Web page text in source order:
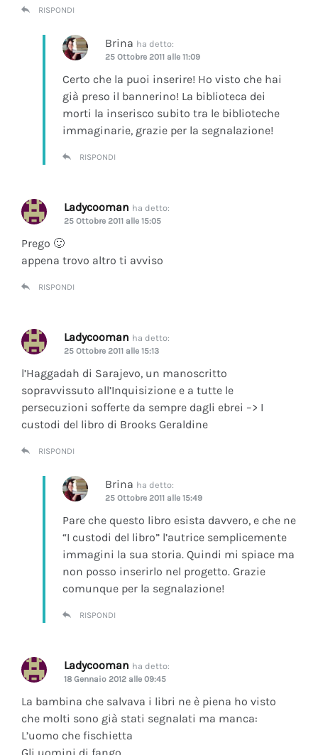
RISPONDI
Brina ha detto:
25 Ottobre 2011 alle 11:09
Certo che la puoi inserire! Ho visto che hai
già preso il bannerino! La biblioteca dei
morti la inserisco subito tra le biblioteche
immaginarie, grazie per la segnalazione!
RISPONDI
Ladycooman ha detto:
25 Ottobre 2011 alle 15:05
Prego 🙂
appena trovo altro ti avviso
RISPONDI
Ladycooman ha detto:
25 Ottobre 2011 alle 15:13
l’Haggadah di Sarajevo, un manoscritto
sopravvissuto all’Inquisizione e a tutte le
persecuzioni sofferte da sempre dagli ebrei –> I
custodi del libro di Brooks Geraldine
RISPONDI
Brina ha detto:
25 Ottobre 2011 alle 15:49
Pare che questo libro esista davvero, e che ne
“I custodi del libro” l’autrice semplicemente
immagini la sua storia. Quindi mi spiace ma
non posso inserirlo nel progetto. Grazie
comunque per la segnalazione!
RISPONDI
Ladycooman ha detto:
18 Gennaio 2012 alle 09:45
La bambina che salvava i libri ne è piena ho visto
che molti sono già stati segnalati ma manca:
L’uomo che fischietta